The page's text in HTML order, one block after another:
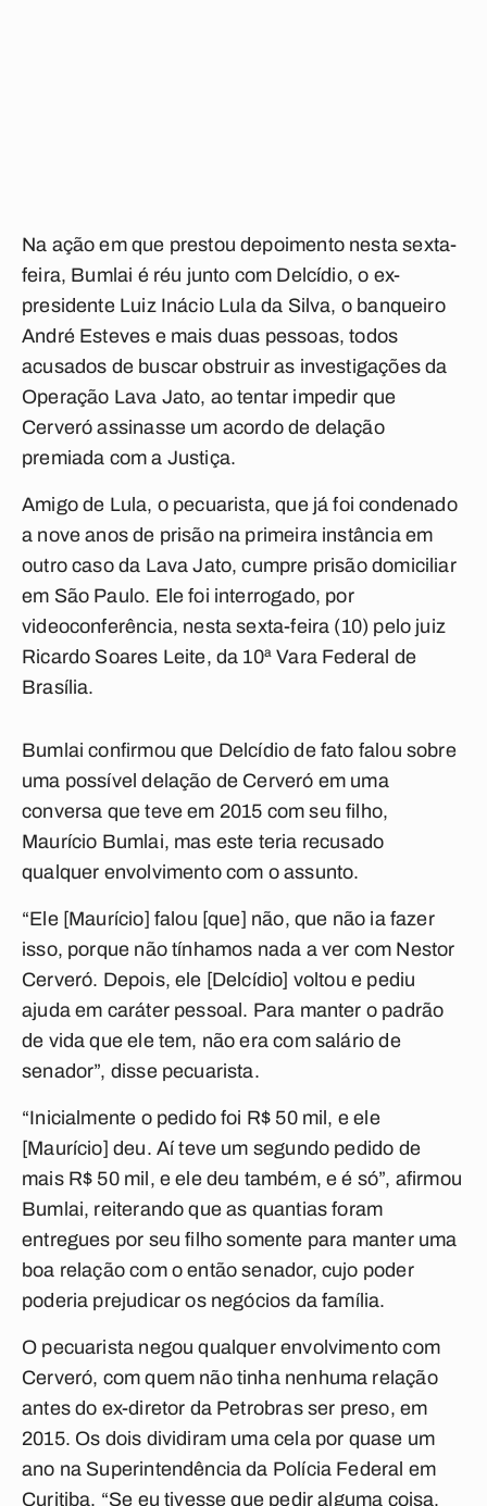
Na ação em que prestou depoimento nesta sexta-
feira, Bumlai é réu junto com Delcídio, o ex-
presidente Luiz Inácio Lula da Silva, o banqueiro
André Esteves e mais duas pessoas, todos
acusados de buscar obstruir as investigações da
Operação Lava Jato, ao tentar impedir que
Cerveró assinasse um acordo de delação
premiada com a Justiça.
Amigo de Lula, o pecuarista, que já foi condenado
a nove anos de prisão na primeira instância em
outro caso da Lava Jato, cumpre prisão domiciliar
em São Paulo. Ele foi interrogado, por
videoconferência, nesta sexta-feira (10) pelo juiz
Ricardo Soares Leite, da 10ª Vara Federal de
Brasília.
Bumlai confirmou que Delcídio de fato falou sobre
uma possível delação de Cerveró em uma
conversa que teve em 2015 com seu filho,
Maurício Bumlai, mas este teria recusado
qualquer envolvimento com o assunto.
“Ele [Maurício] falou [que] não, que não ia fazer
isso, porque não tínhamos nada a ver com Nestor
Cerveró. Depois, ele [Delcídio] voltou e pediu
ajuda em caráter pessoal. Para manter o padrão
de vida que ele tem, não era com salário de
senador”, disse pecuarista.
“Inicialmente o pedido foi R$ 50 mil, e ele
[Maurício] deu. Aí teve um segundo pedido de
mais R$ 50 mil, e ele deu também, e é só”, afirmou
Bumlai, reiterando que as quantias foram
entregues por seu filho somente para manter uma
boa relação com o então senador, cujo poder
poderia prejudicar os negócios da família.
O pecuarista negou qualquer envolvimento com
Cerveró, com quem não tinha nenhuma relação
antes do ex-diretor da Petrobras ser preso, em
2015. Os dois dividiram uma cela por quase um
ano na Superintendência da Polícia Federal em
Curitiba. “Se eu tivesse que pedir alguma coisa,